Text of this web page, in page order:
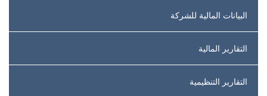
البيانات المالية للشركة
التقارير المالية
التقارير التنظيمية